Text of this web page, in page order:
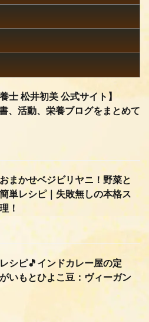
士 松井初美 公式サイト】
、活動、栄養ブログをまとめて
まかせベジビリヤニ！野菜と
単レシピ｜失敗無しの本格ス
！
シピ🎵インドカレー屋の定
いもとひよこ豆：ヴィーガン